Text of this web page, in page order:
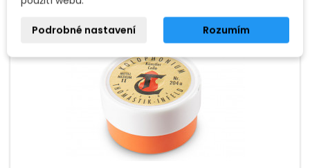
Podrobné nastavení Rozumím